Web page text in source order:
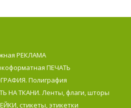
РЕКЛАМА
ПЕЧАТЬ
Полиграфия
НА ТКАНИ. Ленты, флаги, шторы
стикеты, этикетки